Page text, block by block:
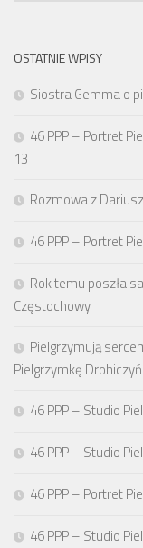
OSTATNIE WPISY
Siostra Gemma o
46 PPP – Portret
13
Rozmowa z
46 PPP – Portret
Rok temu poszła
Częstochowy
Pielgrzymują
Pielgrzymkę
46 PPP – Studio
46 PPP – Studio
46 PPP – Portret
46 PPP – Studio